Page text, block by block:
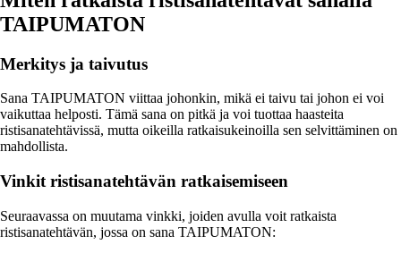
TAIPUMATON
Merkitys ja taivutus
Sana TAIPUMATON viittaa johonkin, mikä ei taivu tai johon ei voi
vaikuttaa helposti. Tämä sana on pitkä ja voi tuottaa haasteita
ristisanatehtävissä, mutta oikeilla ratkaisukeinoilla sen selvittäminen on
mahdollista.
Vinkit ristisanatehtävän ratkaisemiseen
Seuraavassa on muutama vinkki, joiden avulla voit ratkaista
ristisanatehtävän, jossa on sana TAIPUMATON: